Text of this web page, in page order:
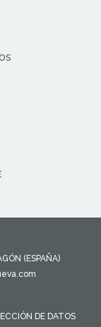
(ESPAÑA)
DE DATOS